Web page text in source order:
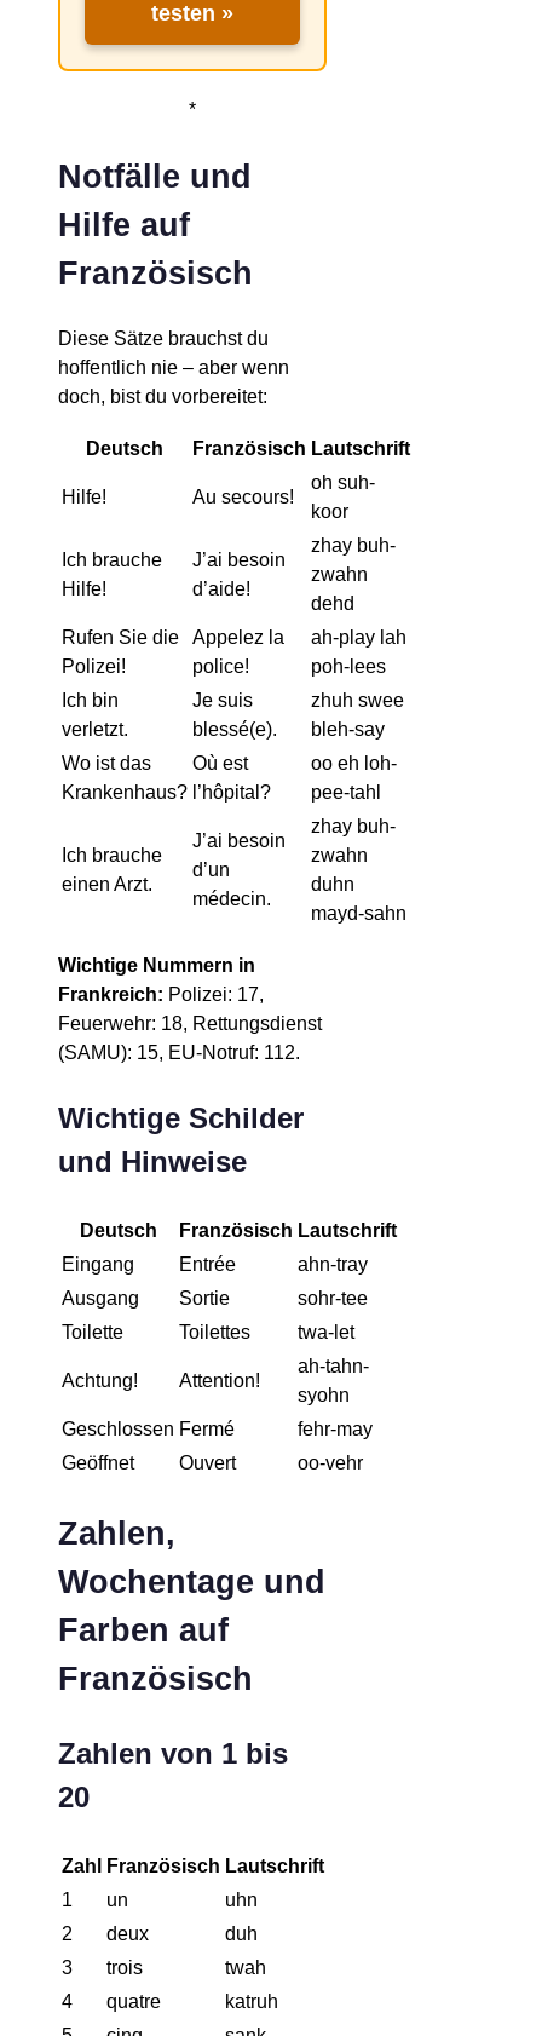
testen »
*
Notfälle und
Hilfe auf
Französisch
Diese Sätze brauchst du
hoffentlich nie – aber wenn
doch, bist du vorbereitet:
Deutsch Französisch Lautschrift
Hilfe! Au secours!
oh suh-
koor
Ich brauche
Hilfe!
J’ai besoin
d’aide!
zhay buh-
zwahn
dehd
Rufen Sie die
Polizei!
Appelez la
police!
ah-play lah
poh-lees
Ich bin
verletzt.
Je suis
blessé(e).
zhuh swee
bleh-say
Wo ist das
Krankenhaus?
Où est
l’hôpital?
oo eh loh-
pee-tahl
Ich brauche
einen Arzt.
J’ai besoin
d’un
médecin.
zhay buh-
zwahn
duhn
mayd-sahn
Wichtige Nummern in
Frankreich: Polizei: 17,
Feuerwehr: 18, Rettungsdienst
(SAMU): 15, EU-Notruf: 112.
Wichtige Schilder
und Hinweise
Deutsch Französisch Lautschrift
Eingang
Entrée
ahn-tray
Ausgang
Sortie
sohr-tee
Toilette
Toilettes twa-let
Achtung! Attention!
ah-tahn-
syohn
Geschlossen Fermé
fehr-may
Geöffnet
Ouvert oo-vehr
Zahlen,
Wochentage und
Farben auf
Französisch
Zahlen von 1 bis
20
Zahl Französisch Lautschrift
1
un
uhn
2
deux
duh
3
trois
twah
4
quatre
katruh